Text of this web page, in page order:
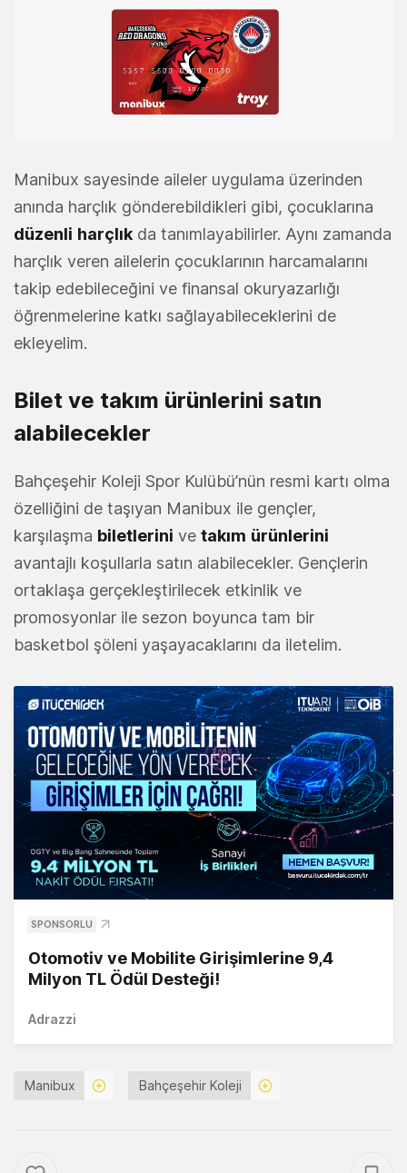
Manibux sayesinde aileler uygulama üzerinden
anında harçlık gönderebildikleri gibi, çocuklarına
düzenli harçlık da tanımlayabilirler. Aynı zamanda
harçlık veren ailelerin çocuklarının harcamalarını
takip edebileceğini ve finansal okuryazarlığı
öğrenmelerine katkı sağlayabileceklerini de
ekleyelim.
Bilet ve takım ürünlerini satın
alabilecekler
Bahçeşehir Koleji Spor Kulübü’nün resmi kartı olma
özelliğini de taşıyan Manibux ile gençler,
karşılaşma biletlerini ve takım ürünlerini
avantajlı koşullarla satın alabilecekler. Gençlerin
ortaklaşa gerçekleştirilecek etkinlik ve
promosyonlar ile sezon boyunca tam bir
basketbol şöleni yaşayacaklarını da iletelim.
SPONSORLU
Otomotiv ve Mobilite Girişimlerine 9,4
Milyon TL Ödül Desteği!
Adrazzi
Manibux Bahçeşehir Koleji